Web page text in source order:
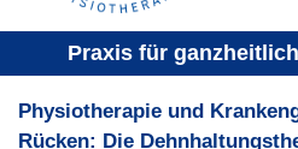
Praxis für
Physiotherapie und
Rücken: Die